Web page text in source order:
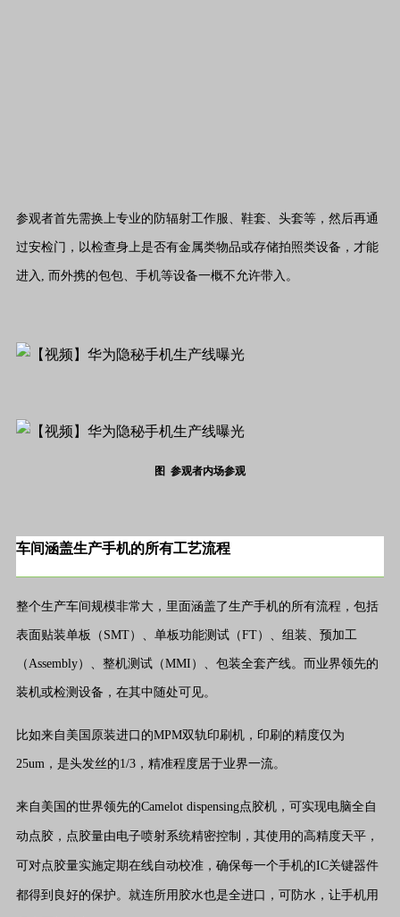
参观者首先需换上专业的防辐射工作服、鞋套、头套等，然后再通
过安检门，以检查身上是否有金属类物品或存储拍照类设备，才能
进入, 而外携的包包、手机等设备一概不允许带入。
图 参观者内场参观
车间涵盖生产手机的所有工艺流程
整个生产车间规模非常大，里面涵盖了生产手机的所有流程，包括
表面贴装单板（SMT）、单板功能测试（FT）、组装、预加工
（Assembly）、整机测试（MMI）、包装全套产线。而业界领先的
装机或检测设备，在其中随处可见。
比如来自美国原装进口的MPM双轨印刷机，印刷的精度仅为
25um，是头发丝的1/3，精准程度居于业界一流。
来自美国的世界领先的Camelot dispensing点胶机，可实现电脑全自
动点胶，点胶量由电子喷射系统精密控制，其使用的高精度天平，
可对点胶量实施定期在线自动校准，确保每一个手机的IC关键器件
都得到良好的保护。就连所用胶水也是全进口，可防水，让手机用